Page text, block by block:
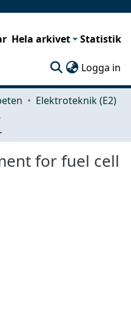
Hela arkivet Statistik
Logga in
Elektroteknik (E2)
trucks
for fuel cell